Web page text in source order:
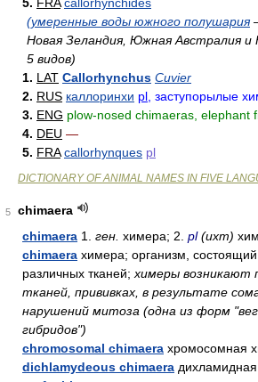
(умеренные воды южного полушария
Новая Зеландия, Южная Австралия
5 видов)
1. LAT Callorhynchus Cuvier
2. RUS каллоринхи pl , заступорылые
3. ENG plow-nosed chimaeras, elephant
4. DEU —
5. FRA callorhynques pl
DICTIONARY OF ANIMAL NAMES IN FIVE
5
chimaera
chimaera 1. ген. химера; 2. pl(ихт)
chimaera химера; организм, состоящий
различных тканей; химеры возникают
тканей, прививках, в результате
нарушений митоза (одна из форм
гибридов")
chromosomal chimaera хромосомная
dichlamydeous chimaera